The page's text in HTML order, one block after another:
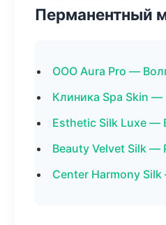
Перманентный
ООО Aura Pro —
Клиника Spa Skin —
Esthetic Silk Luxe —
Beauty Velvet Silk —
Center Harmony